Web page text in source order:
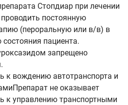
Стопдиар при лечении
постоянную
(пероральную или в/в) в
пациента.
запрещено
к вождению автотранспорта и
не оказывает
к управлению транспортными